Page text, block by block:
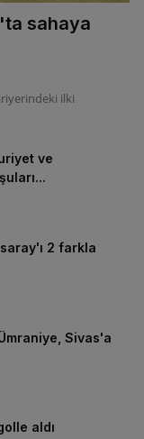
sahaya
ilki
ve
2 farkla
Sivas'a
aldı